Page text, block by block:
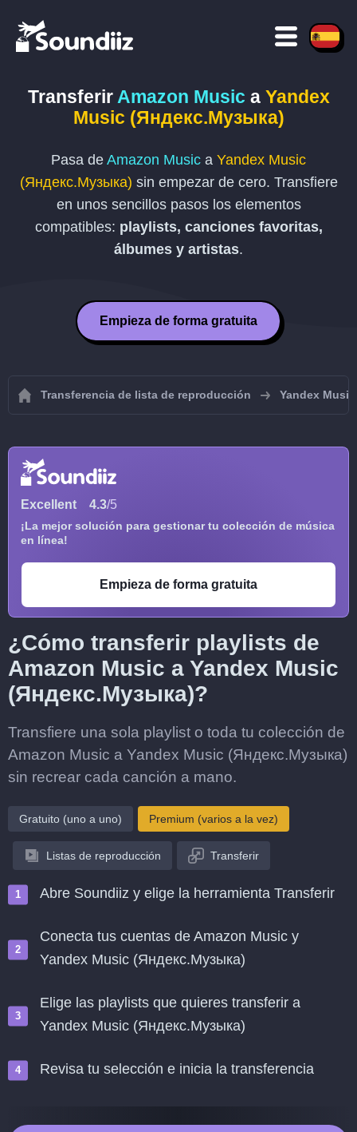
Transferir Amazon Music a Yandex
Music (Яндекс.Музыка)
Pasa de Amazon Music a Yandex Music
(Яндекс.Музыка) sin empezar de cero. Transfiere
en unos sencillos pasos los elementos
compatibles: playlists, canciones favoritas,
álbumes y artistas.
Empieza de forma gratuita
Transferencia de lista de reproducción Yandex
Excellent 4.3/5
¡La mejor solución para gestionar tu colección de música
en línea!
Empieza de forma gratuita
¿Cómo transferir playlists de
Amazon Music a Yandex Music
(Яндекс.Музыка)?
Transfiere una sola playlist o toda tu colección de
Amazon Music a Yandex Music (Яндекс.Музыка)
sin recrear cada canción a mano.
Gratuito (uno a uno) Premium (varios a la vez)
Listas de reproducción Transferir
Abre Soundiiz y elige la herramienta Transferir
Conecta tus cuentas de Amazon Music y
Yandex Music (Яндекс.Музыка)
Elige las playlists que quieres transferir a
Yandex Music (Яндекс.Музыка)
Revisa tu selección e inicia la transferencia